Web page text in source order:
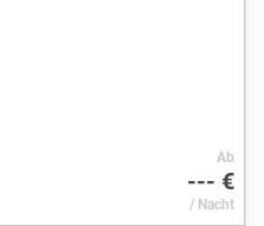
Ab
--- €
/ Nacht